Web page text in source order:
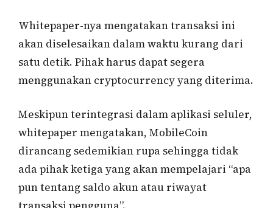
Whitepaper-nya mengatakan transaksi ini
akan diselesaikan dalam waktu kurang dari
satu detik. Pihak harus dapat segera
menggunakan cryptocurrency yang diterima.
Meskipun terintegrasi dalam aplikasi seluler,
whitepaper mengatakan, MobileCoin
dirancang sedemikian rupa sehingga tidak
ada pihak ketiga yang akan mempelajari “apa
pun tentang saldo akun atau riwayat